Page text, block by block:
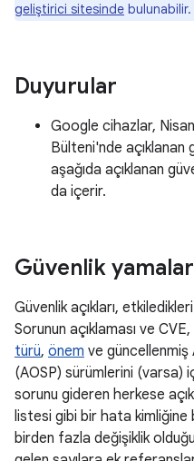
geliştirici sitesinde bulunabilir.
Duyurular
Google cihazlar,
Bülteni'nde açıklanan
aşağıda açıklanan
da içerir.
Güvenlik
Güvenlik açıkları,
Sorunun açıklaması ve
türü, önem ve güncellenmiş
(AOSP) sürümlerini (varsa)
sorunu gideren herkese
listesi gibi bir hata kimliğine
birden fazla değişiklik